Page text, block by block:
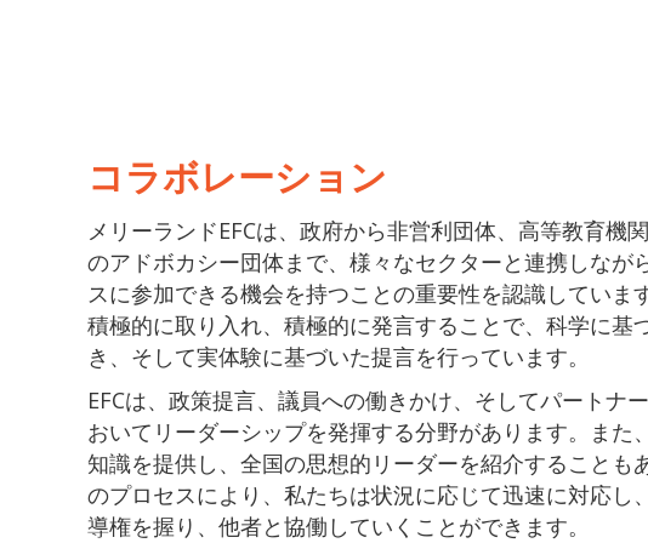
コラボレーション
メリーランドEFCは、政府から非営利団体、高等教育機
のアドボカシー団体まで、様々なセクターと連携しなが
スに参加できる機会を持つことの重要性を認識していま
積極的に取り入れ、積極的に発言することで、科学に基
き、そして実体験に基づいた提言を行っています。
EFCは、政策提言、議員への働きかけ、そしてパートナ
おいてリーダーシップを発揮する分野があります。また
知識を提供し、全国の思想的リーダーを紹介することも
のプロセスにより、私たちは状況に応じて迅速に対応し
導権を握り、他者と協働していくことができます。